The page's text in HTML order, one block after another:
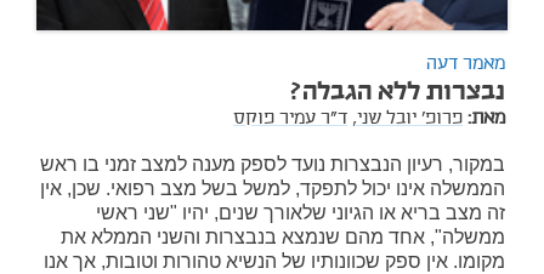
מאמר דעה
נבצרות ללא הגבלה?
מאת: פרופ' יובל שני, ד"ר עמיר פוקס
במקור, רעיון הנבצרות נועד לספק מענה למצב זמני בו ראש
הממשלה אינו יכול לתפקד, למשל בשל מצב רפואי. שכן, אין
זה מצב בריא או הגיוני שלאורך שנים, יהיו "שני ראשי
ממשלה", אחד מהם שנמצא בנבצרות והשני הממלא את
מקומו. אין ספק שכוונותיו של הנשיא טהורות וטובות, אך אנו